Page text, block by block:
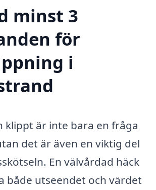
minst 3
för
i
klippt är inte bara en fråga
det är även en viktig del
En välvårdad häck
både utseendet och värdet